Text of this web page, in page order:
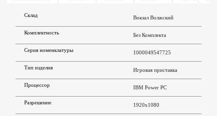
Склад Вокзал Волжский
Комплектность Без Комплекта
Серия номенклатуры 1000049547725
Тип изделия Игровая приставка
Процессор IBM Power PC
Разрешение 1920х1080